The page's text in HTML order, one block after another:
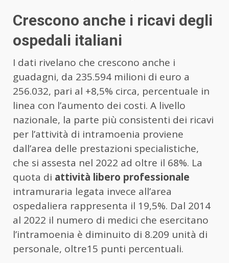
Crescono anche i ricavi degli
ospedali italiani
I dati rivelano che crescono anche i
guadagni, da 235.594 milioni di euro a
256.032, pari al +8,5% circa, percentuale in
linea con l’aumento dei costi. A livello
nazionale, la parte più consistenti dei ricavi
per l’attività di intramoenia proviene
dall’area delle prestazioni specialistiche,
che si assesta nel 2022 ad oltre il 68%. La
quota di attività libero professionale
intramuraria legata invece all’area
ospedaliera rappresenta il 19,5%. Dal 2014
al 2022 il numero di medici che esercitano
l’intramoenia è diminuito di 8.209 unità di
personale, oltre15 punti percentuali.